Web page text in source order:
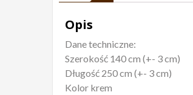
Opis
Dane techniczne:
Szerokość 140 cm (+- 3 cm)
Długość 250 cm (+- 3 cm)
Kolor krem